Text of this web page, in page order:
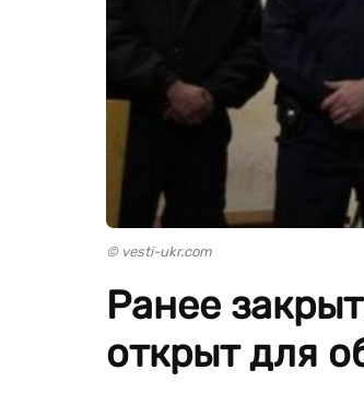
© vesti-ukr.com
Ранее
открыт для